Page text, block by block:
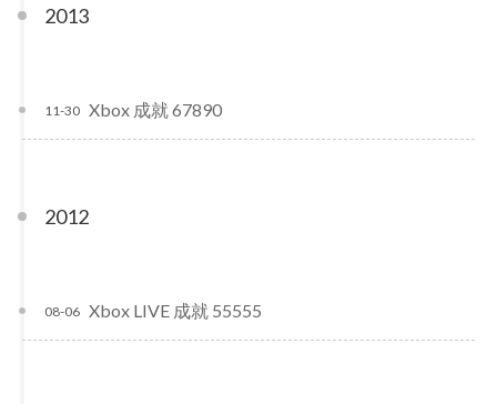
2013
Xbox 成就 67890
11-30
2012
Xbox LIVE 成就 55555
08-06